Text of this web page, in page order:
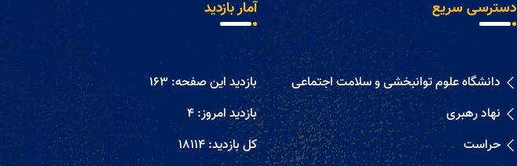
دسترسی سریع
دانشگاه علوم توانبخشی و سلامت اجتماعی
نهاد رهبری
حراست
آمار بازدید
بازدید این صفحه: 163
بازدید امروز: 4
کل بازدید:18114